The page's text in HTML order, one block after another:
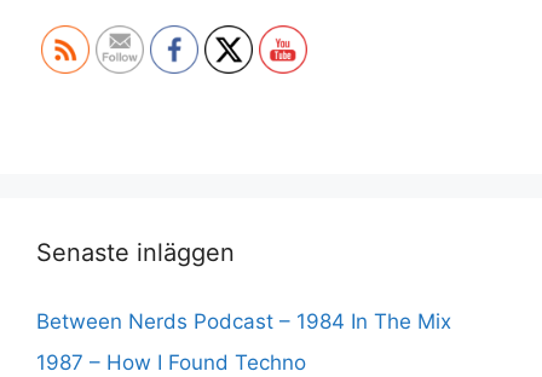
Senaste inläggen
Between Nerds Podcast – 1984 In The Mix
1987 – How I Found Techno